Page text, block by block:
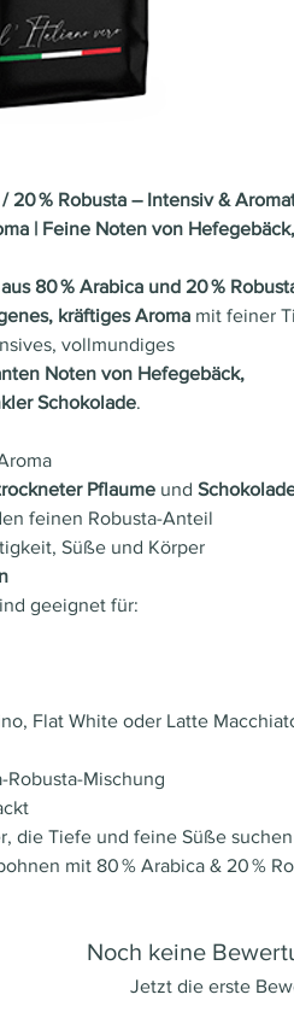
20 % Robusta – Intensiv &
| Feine Noten von Hefegebäck,
80 % Arabica und 20 %
kräftiges Aroma mit feiner
vollmundiges
Noten von Hefegebäck,
Schokolade.
Pflaume und
feinen Robusta-Anteil
Süße und Körper
geeignet für:
Flat White oder Latte
Mischung
die Tiefe und feine Süße suchen
mit 80 % Arabica & 20 %
Noch keine
Jetzt die erste